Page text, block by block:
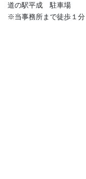
道の駅平成 駐車場
※当事務所まで徒歩１分